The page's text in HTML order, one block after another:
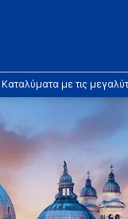
Καταλύματα με τις